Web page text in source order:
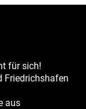
für sich!
Friedrichshafen
aus